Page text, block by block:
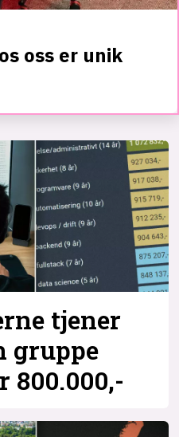
oss er unik
tjener
gruppe
800.000,-